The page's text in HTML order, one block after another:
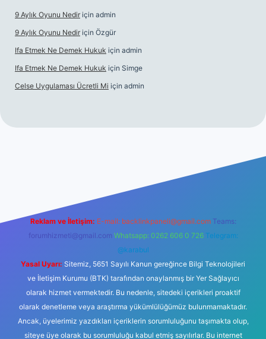
9 Aylık Oyunu Nedir için admin
9 Aylık Oyunu Nedir için Özgür
Ifa Etmek Ne Demek Hukuk için admin
Ifa Etmek Ne Demek Hukuk için Simge
Celse Uygulaması Ücretli Mi için admin
Reklam ve İletişim: E-mail: backlinkpaneli@gmail.com Teams:
forumhizmeti@gmail.com Whatsapp: 0262 606 0 726 Telegram:
@karabul
Yasal Uyarı: Sitemiz, 5651 Sayılı Kanun gereğince Bilgi Teknolojileri
ve İletişim Kurumu (BTK) tarafından onaylanmış bir Yer Sağlayıcı
olarak hizmet vermektedir. Bu nedenle, sitedeki içerikleri proaktif
olarak denetleme veya araştırma yükümlülüğümüz bulunmamaktadır.
Ancak, üyelerimiz yazdıkları içeriklerin sorumluluğunu taşımakta olup,
siteye üye olarak bu sorumluluğu kabul etmiş sayılırlar. Bu internet